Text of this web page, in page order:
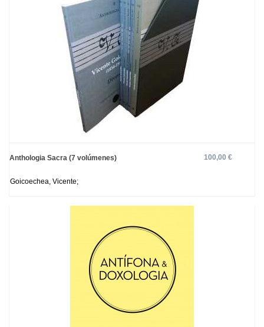
Anthologia Sacra (7 volúmenes) 100,00 €
Goicoechea, Vicente;